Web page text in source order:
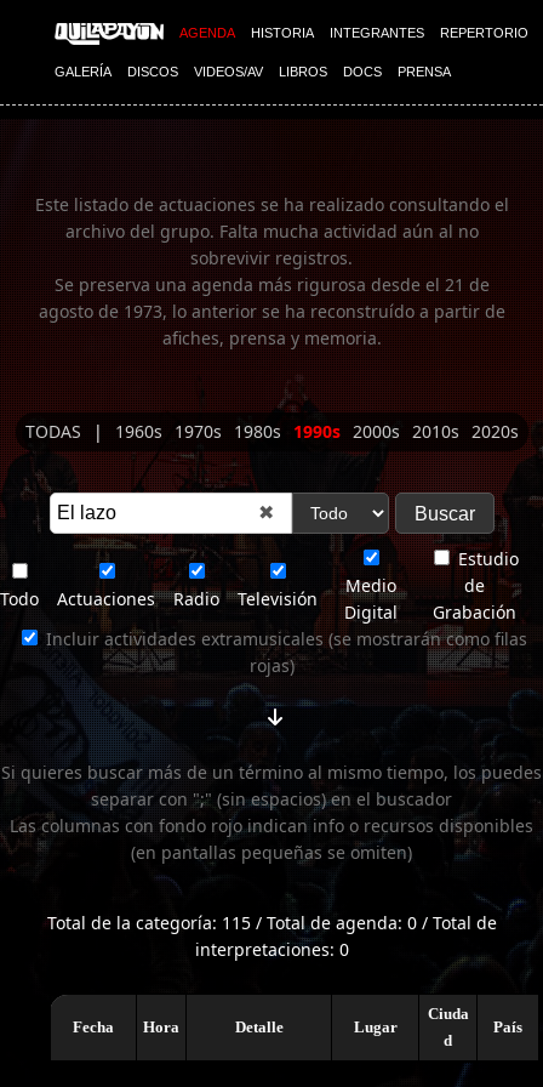
AGENDA HISTORIA INTEGRANTES REPERTORIO
GALERÍA DISCOS VIDEOS/AV LIBROS DOCS PRENSA
Imagen 01
Este listado de actuaciones se ha realizado consultando el
archivo del grupo. Falta mucha actividad aún al no
sobrevivir registros.
Se preserva una agenda más rigurosa desde el 21 de
agosto de 1973, lo anterior se ha reconstruído a partir de
afiches, prensa y memoria.
TODAS | 1960s 1970s 1980s 1990s 2000s 2010s 2020s
✖
Todo Actuaciones Radio Televisión
Medio
Digital
Estudio
de
Grabación
Incluir actividades extramusicales (se mostrarán como filas
rojas)
Si quieres buscar más de un término al mismo tiempo, los puedes
separar con ";" (sin espacios) en el buscador
Las columnas con fondo rojo indican info o recursos disponibles
(en pantallas pequeñas se omiten)
Total de la categoría: 115 / Total de agenda: 0 / Total de
interpretaciones: 0
Fecha Hora Detalle Lugar
Ciuda
d
País